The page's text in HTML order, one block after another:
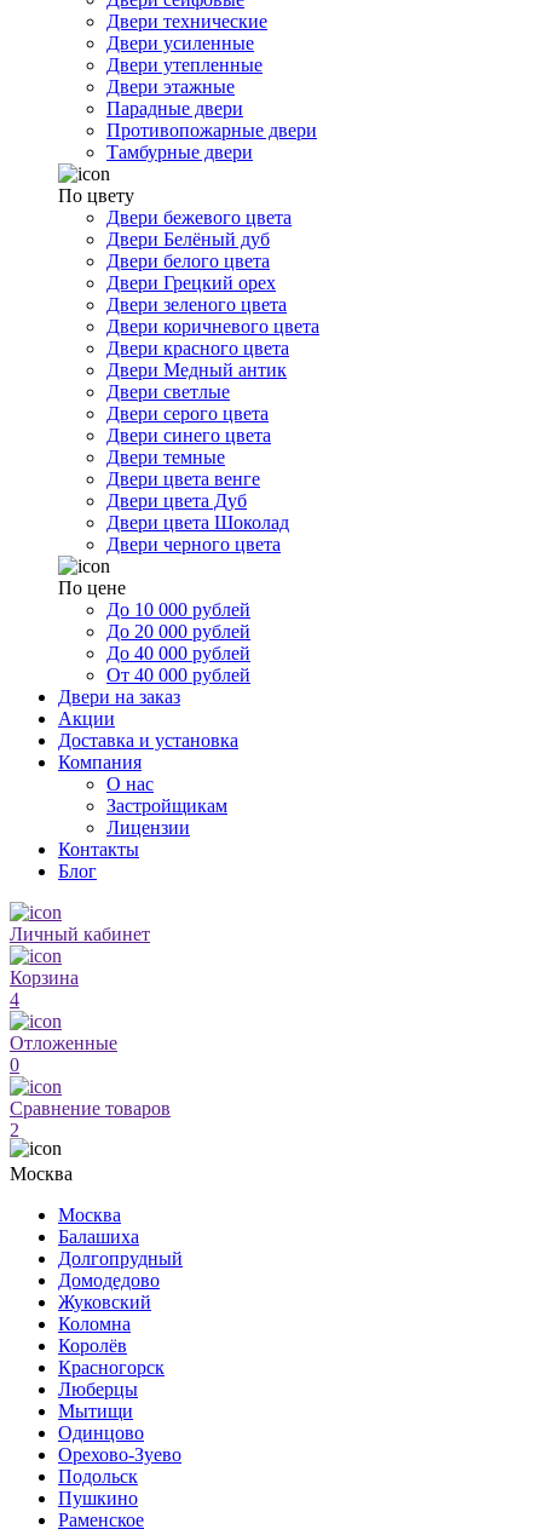
Двери технические
Двери усиленные
Двери утепленные
Двери этажные
Парадные двери
Противопожарные двери
Тамбурные двери
По цвету
Двери бежевого цвета
Двери Белёный дуб
Двери белого цвета
Двери Грецкий орех
Двери зеленого цвета
Двери коричневого цвета
Двери красного цвета
Двери Медный антик
Двери светлые
Двери серого цвета
Двери синего цвета
Двери темные
Двери цвета венге
Двери цвета Дуб
Двери цвета Шоколад
Двери черного цвета
По цене
До 10 000 рублей
До 20 000 рублей
До 40 000 рублей
От 40 000 рублей
Двери на заказ
Акции
Доставка и установка
Компания
О нас
Застройщикам
Лицензии
Контакты
Блог
Личный кабинет
Корзина
4
Отложенные
0
Сравнение товаров
2
Москва
Москва
Балашиха
Долгопрудный
Домодедово
Жуковский
Коломна
Королёв
Красногорск
Люберцы
Мытищи
Одинцово
Орехово-Зуево
Подольск
Пушкино
Раменское